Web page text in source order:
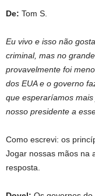
De: Tom S.
Eu vivo e isso não
criminal, mas no
provavelmente foi
dos EUA e o governo
que esperaríamos
nosso presidente a
Como escrevi: os
Jogar nossas mãos na
resposta.